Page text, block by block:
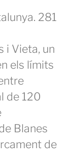
281
i Vieta, un
els límits
de 120
Blanes
de